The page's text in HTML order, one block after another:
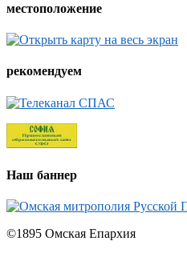
местоположение
рекомендуем
Наш баннер
©1895 Омская Епархия